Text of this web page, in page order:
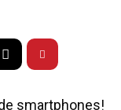
smartphones!